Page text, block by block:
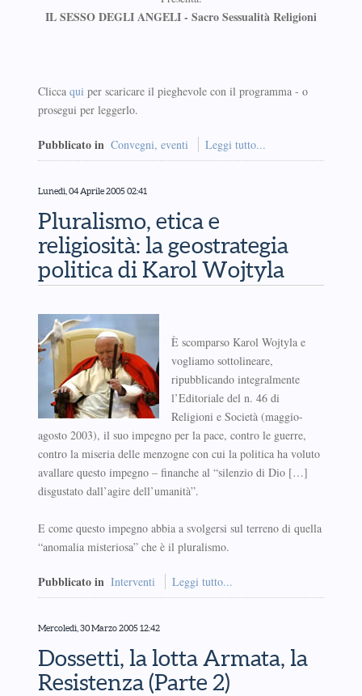
IL SESSO DEGLI ANGELI - Sacro Sessualità Religioni
Clicca qui per scaricare il pieghevole con il programma - o
prosegui per leggerlo.
Pubblicato in Convegni, eventi Leggi tutto...
Lunedì, 04 Aprile 2005 02:41
Pluralismo, etica e
religiosità: la geostrategia
politica di Karol Wojtyla
È scomparso Karol Wojtyla e
vogliamo sottolineare,
ripubblicando integralmente
l’Editoriale del n. 46 di
Religioni e Società (maggio-
agosto 2003), il suo impegno per la pace, contro le guerre,
contro la miseria delle menzogne con cui la politica ha voluto
avallare questo impegno – finanche al “silenzio di Dio […]
disgustato dall’agire dell’umanità”.
E come questo impegno abbia a svolgersi sul terreno di quella
“anomalia misteriosa” che è il pluralismo.
Pubblicato in Interventi Leggi tutto...
Mercoledì, 30 Marzo 2005 12:42
Dossetti, la lotta Armata, la
Resistenza (Parte 2)